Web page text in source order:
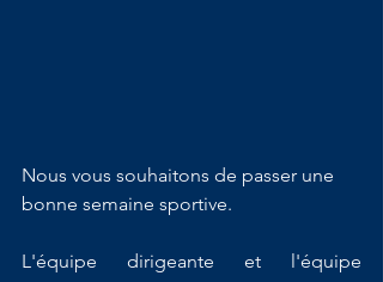
Nous vous souhaitons de passer une
bonne semaine sportive.
L'équipe dirigeante et l'équipe